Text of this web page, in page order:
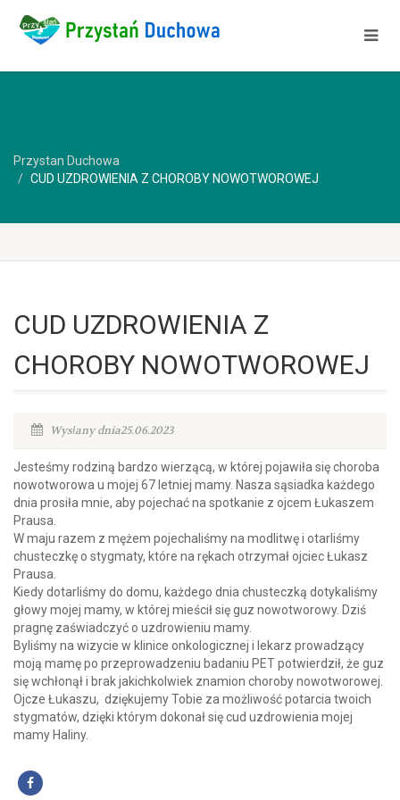
Przystan Duchowa
CUD UZDROWIENIA Z CHOROBY NOWOTWOROWEJ
CUD UZDROWIENIA Z
CHOROBY NOWOTWOROWEJ
Wysłany dnia25.06.2023
Jesteśmy rodziną bardzo wierzącą, w której pojawiła się choroba
nowotworowa u mojej 67 letniej mamy. Nasza sąsiadka każdego
dnia prosiła mnie, aby pojechać na spotkanie z ojcem Łukaszem
Prausa.
W maju razem z mężem pojechaliśmy na modlitwę i otarliśmy
chusteczkę o stygmaty, które na rękach otrzymał ojciec Łukasz
Prausa.
Kiedy dotarliśmy do domu, każdego dnia chusteczką dotykaliśmy
głowy mojej mamy, w której mieścił się guz nowotworowy. Dziś
pragnę zaświadczyć o uzdrowieniu mamy.
Byliśmy na wizycie w klinice onkologicznej i lekarz prowadzący
moją mamę po przeprowadzeniu badaniu PET potwierdził, że guz
się wchłonął i brak jakichkolwiek znamion choroby nowotworowej.
Ojcze Łukaszu, dziękujemy Tobie za możliwość potarcia twoich
stygmatów, dzięki którym dokonał się cud uzdrowienia mojej
mamy Haliny.